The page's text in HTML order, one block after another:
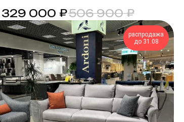
329 000 ₽506 900 ₽
распродажа
до 31.08